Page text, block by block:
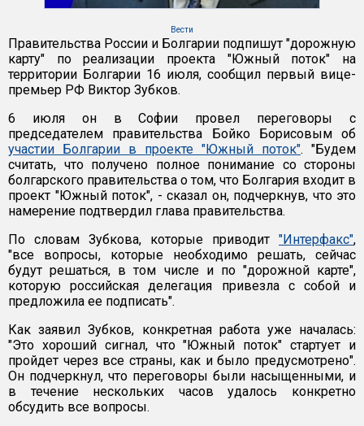
Вести
Правительства России и Болгарии подпишут "дорожную
карту" по реализации проекта "Южный поток" на
территории Болгарии 16 июля, сообщил первый вице-
премьер РФ Виктор Зубков.
6 июля он в Софии провел переговоры с
председателем правительства Бойко Борисовым об
участии Болгарии в проекте "Южный поток". "Будем
считать, что получено полное понимание со стороны
болгарского правительства о том, что Болгария входит в
проект "Южный поток", - сказал он, подчеркнув, что это
намерение подтвердил глава правительства.
По словам Зубкова, которые приводит "Интерфакс",
"все вопросы, которые необходимо решать, сейчас
будут решаться, в том числе и по "дорожной карте",
которую российская делегация привезла с собой и
предложила ее подписать".
Как заявил Зубков, конкретная работа уже началась:
"Это хороший сигнал, что "Южный поток" стартует и
пройдет через все страны, как и было предусмотрено".
Он подчеркнул, что переговоры были насыщенными, и
в течение нескольких часов удалось конкретно
обсудить все вопросы.